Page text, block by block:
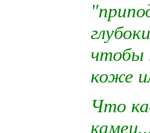
чтобы
коже
Что